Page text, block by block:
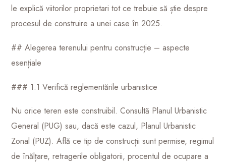
le explică viitorilor proprietari tot ce trebuie să știe despre
procesul de construire a unei case în 2025.
## Alegerea terenului pentru construcție – aspecte
esențiale
### 1.1 Verifică reglementările urbanistice
Nu orice teren este construibil. Consultă Planul Urbanistic
General (PUG) sau, dacă este cazul, Planul Urbanistic
Zonal (PUZ). Află ce tip de construcții sunt permise, regimul
de înălțare, retragerile obligatorii, procentul de ocupare a